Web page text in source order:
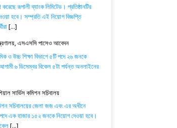
রূপালী ব্যাংক লিমিটেড। প্রতিষ্ঠানটির
হবে। সম্প্রতি এই নিয়োগ বিজ্ঞপ্তি
[...]
এসএসসি পাসেও আবেদন
ও উচ্চ শিক্ষা বিভাগে ৫টি পদে ২৬ জনকে
৬ ডিসেম্বর বিকেল ৫টা পর্যন্ত অনলাইনের
সার্ভিস কমিশন সচিবালয়
সচিবালয়ের জেলা জজ এবং এর অধীনে
এক হাজার ১৫২ জনকে নিয়োগ দেওয়া হবে।
[...]